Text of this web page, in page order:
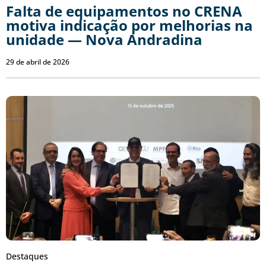
Falta de equipamentos no CRENA
motiva indicação por melhorias na
unidade — Nova Andradina
29 de abril de 2026
Destaques